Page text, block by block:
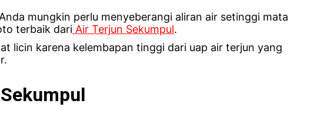
mungkin perlu menyeberangi aliran air setinggi mata
terbaik dariAir Terjun Sekumpul.
licin karena kelembapan tinggi dari uap air terjun yang